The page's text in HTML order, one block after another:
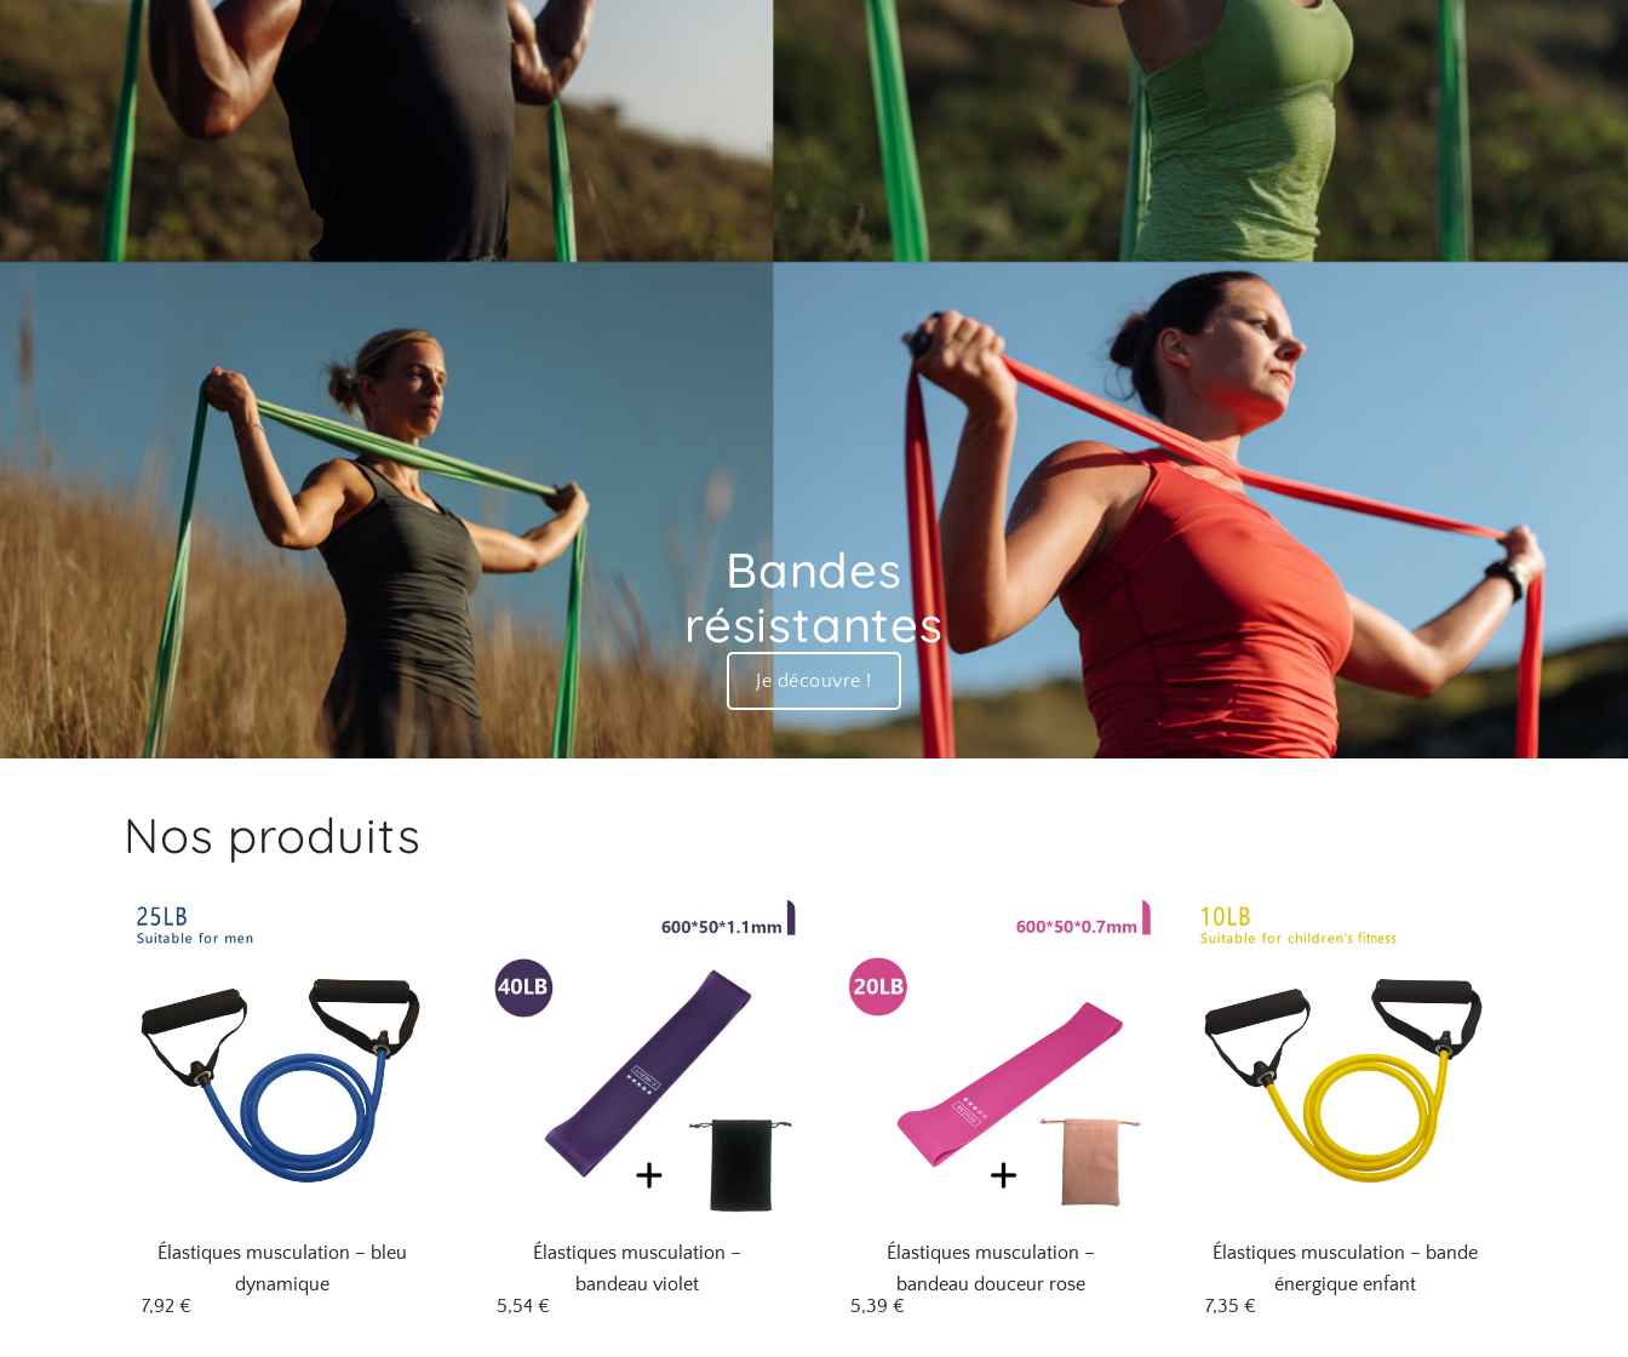
Bandes
résistantes
Je découvre !
Nos produits
Élastiques musculation – bleu
dynamique
7,92 €
Élastiques musculation –
bandeau violet
5,54 €
Élastiques musculation –
bandeau douceur rose
5,39 €
Élastiques musculation – bande
énergique enfant
7,35 €